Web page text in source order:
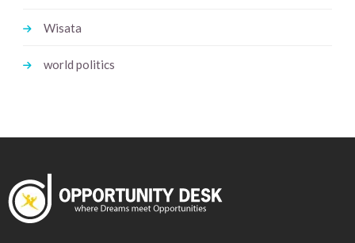
Wisata
world politics